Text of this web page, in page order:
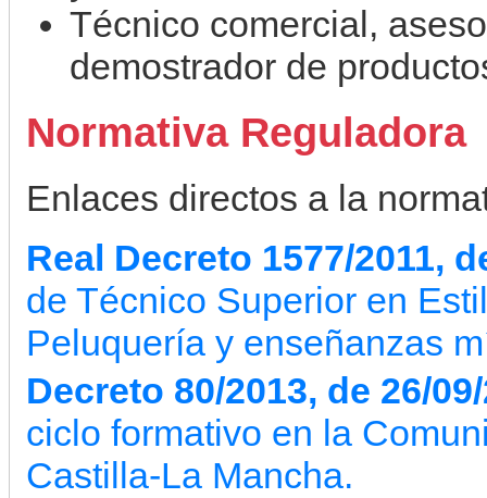
Técnico comercial,
demostrador de
Normativa Reguladora
Enlaces directos a la
Real Decreto 1577/2011,
de Técnico Superior en
Peluquería y enseñanzas
Decreto 80/2013, de 26/
ciclo formativo en la
Castilla-La Mancha.